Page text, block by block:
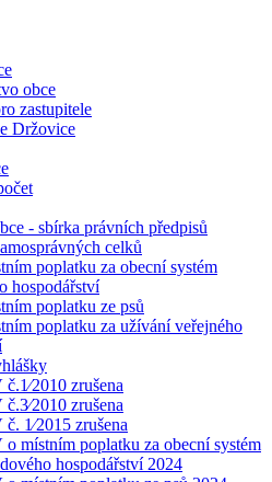
obce
zastupitele
Držovice
- sbírka právních předpisů
celků
poplatku za obecní systém
hospodářství
poplatku ze psů
poplatku za užívání veřejného
zrušena
zrušena
1⁄2015 zrušena
místním poplatku za obecní systém
hospodářství 2024